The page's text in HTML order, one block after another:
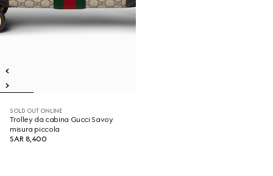
SOLD OUT ONLINE
Trolley da cabina Gucci Savoy
misura piccola
SAR 8,400